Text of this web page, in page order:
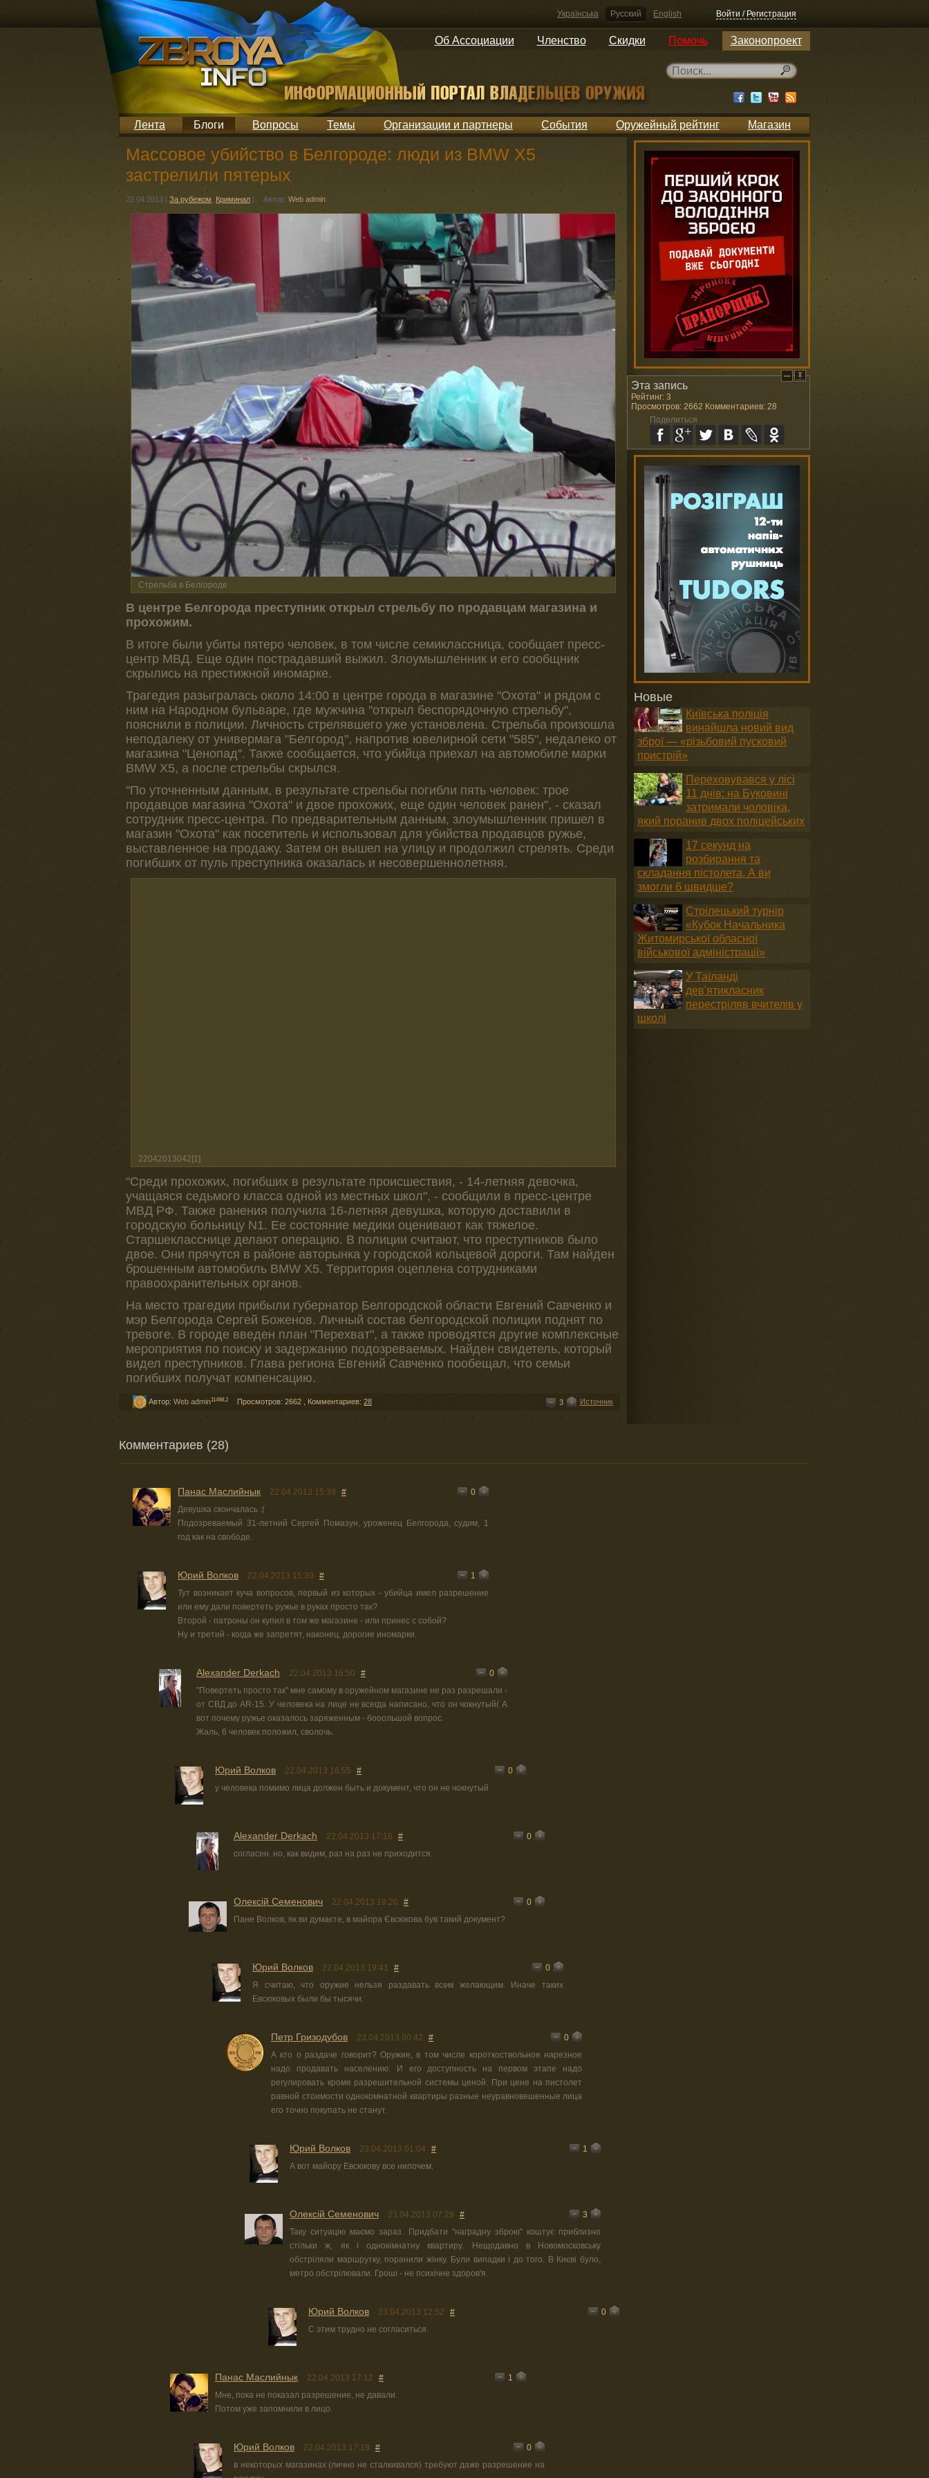
Українська Русский English Войти / Регистрация
Об Ассоциации Членство Скидки Помочь Законопроект
Лента Блоги Вопросы Темы Организации и партнеры События Оружейный рейтинг Магазин
Массовое убийство в Белгороде: люди из BMW X5
застрелили пятерых
22.04.2013 | За рубежом Криминал | Автор: Web admin
Стрельба в Белгороде
В центре Белгорода преступник открыл стрельбу по продавцам магазина и
прохожим.
В итоге были убиты пятеро человек, в том числе семиклассница, сообщает пресс-
центр МВД. Еще один пострадавший выжил. Злоумышленник и его сообщник
скрылись на престижной иномарке.
Трагедия разыгралась около 14:00 в центре города в магазине "Охота" и рядом с
ним на Народном бульваре, где мужчина "открыл беспорядочную стрельбу",
пояснили в полиции. Личность стрелявшего уже установлена. Стрельба произошла
неподалеку от универмага "Белгород", напротив ювелирной сети "585", недалеко от
магазина "Ценопад". Также сообщается, что убийца приехал на автомобиле марки
BMW X5, а после стрельбы скрылся.
"По уточненным данным, в результате стрельбы погибли пять человек: трое
продавцов магазина "Охота" и двое прохожих, еще один человек ранен", - сказал
сотрудник пресс-центра. По предварительным данным, злоумышленник пришел в
магазин "Охота" как посетитель и использовал для убийства продавцов ружье,
выставленное на продажу. Затем он вышел на улицу и продолжил стрелять. Среди
погибших от пуль преступника оказалась и несовершеннолетняя.
22042013042[1]
"Среди прохожих, погибших в результате происшествия, - 14-летняя девочка,
учащаяся седьмого класса одной из местных школ", - сообщили в пресс-центре
МВД РФ. Также ранения получила 16-летняя девушка, которую доставили в
городскую больницу N1. Ее состояние медики оценивают как тяжелое.
Старшекласснице делают операцию. В полиции считают, что преступников было
двое. Они прячутся в районе авторынка у городской кольцевой дороги. Там найден
брошенным автомобиль BMW X5. Территория оцеплена сотрудниками
правоохранительных органов.
На место трагедии прибыли губернатор Белгородской области Евгений Савченко и
мэр Белгорода Сергей Боженов. Личный состав белгородской полиции поднят по
тревоге. В городе введен план "Перехват", а также проводятся другие комплексные
мероприятия по поиску и задержанию подозреваемых. Найден свидетель, который
видел преступников. Глава региона Евгений Савченко пообещал, что семьи
погибших получат компенсацию.
Автор: Web admin11498,2 Просмотров: 2662 Комментариев: 28 Источник
3
Новые
Київська поліція
винайшла новий вид
зброї — «різьбовий пусковий
пристрій»
Переховувався у лісі
11 днів: на Буковині
затримали чоловіка,
який поранив двох поліцейських
17 секунд на
розбирання та
складання пістолета. А ви
змогли б швидше?
Стрілецький турнір
«Кубок Начальника
Житомирської обласної
військової адміністрації»
У Таїланді
дев'ятикласник
перестріляв вчителів у
школі
Эта запись
Рейтинг: 3
Просмотров: 2662 Комментариев: 28
Поделиться
Комментариев (28)
Панас Маслийнык 22.04.2013 15:39 #
0
Девушка скончалась :(
Подозреваемый 31-летний Сергей Помазун, уроженец Белгорода, судим, 1
год как на свободе.
Юрий Волков 22.04.2013 15:39 #
1
Тут возникает куча вопросов, первый из которых - убийца имел разрешение
или ему дали повертеть ружье в руках просто так?
Второй - патроны он купил в том же магазине - или принес с собой?
Ну и третий - когда же запретят, наконец, дорогие иномарки.
Alexander Derkach 22.04.2013 16:50 #
0
"Повертеть просто так" мне самому в оружейном магазине не раз разрешали -
от СВД до AR-15. У человека на лице не всегда написано, что он чокнутый( А
вот почему ружье оказалось заряженным - бооольшой вопрос.
Жаль, 6 человек положил, сволочь.
Юрий Волков 22.04.2013 16:55 #
0
у человека помимо лица должен быть и документ, что он не чокнутый
Alexander Derkach 22.04.2013 17:16 #
0
согласен. но, как видим, раз на раз не приходится.
Олексій Семенович 22.04.2013 19:20 #
0
Пане Волков, як ви думаєте, в майора Євсюкова був такий документ?
Юрий Волков 22.04.2013 19:41 #
0
Я считаю, что оружие нельзя раздавать всем желающим. Иначе таких
Евсюковых были бы тысячи.
Петр Гризодубов 23.04.2013 00:42 #
0
А кто о раздаче говорит? Оружие, в том числе короткоствольное нарезное
надо продавать населению. И его доступность на первом этапе надо
регулировать кроме разрешительной системы ценой. При цене на пистолет
равной стоимости однокомнатной квартиры разные неуравновешенные лица
его точно покупать не станут.
Юрий Волков 23.04.2013 01:04 #
1
А вот майору Евсюкову все нипочем.
Олексій Семенович 23.04.2013 07:29 #
3
Таку ситуацію маємо зараз. Придбати "наградну зброю" коштує приблизно
стільки ж, як і однокімнатну квартиру. Нещодавно в Новомосковську
обстріляли маршрутку, поранили жінку. Були випадки і до того. В Києві було,
метро обстрілювали. Гроші - не психічне здоров'я.
Юрий Волков 23.04.2013 12:52 #
0
С этим трудно не согласиться.
Панас Маслийнык 22.04.2013 17:12 #
1
Мне, пока не показал разрешение, не давали.
Потом уже запомнили в лицо.
Юрий Волков 22.04.2013 17:19 #
0
в некоторых магазинах (лично не сталкивался) требуют даже разрешение на